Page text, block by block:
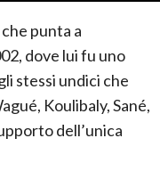
che punta a
dove lui fu uno
stessi undici che
, Koulibaly,Sané,
dell’unica